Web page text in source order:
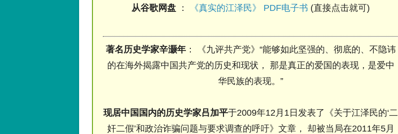
从谷歌网盘 ： 《真实的江泽民》 PDF电子书 (直接点击就可)
著名历史学家辛灏年： 《九评共产党》“能够如此坚强的、彻底的、不隐讳
的在海外揭露中国共产党的历史和现状， 那是真正的爱国的表现，是爱中
华民族的表现。”
现居中国国内的历史学家吕加平于2009年12月1日发表了《关于江泽民的‘二
奸二假’和政治诈骗问题与要求调查的呼吁》文章， 却被当局在2011年5月